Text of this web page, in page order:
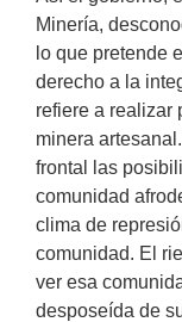
Minería,
lo que pretende
derecho a la
refiere a realizar
minera
frontal las
comunidad
clima de
comunidad. El
ver esa
desposeída de